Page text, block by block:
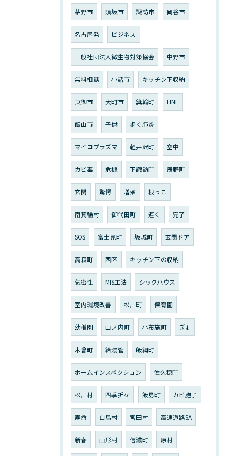
茅野市 須坂市 諏訪市 岡谷市
名古屋発 ビジネス
一般社団法人微生物対策協会 中野市
無料相談 小諸市 キッチン下収納
東御市 大町市 箕輪町 LINE
飯山市 子供 歩く肺炎
マイコプラズマ 軽井沢町 空中
カビ毒 危機 下諏訪町 辰野町
玄関 驚愕 増殖 根っこ
南箕輪村 御代田町 遅く 完了
SOS 富士見町 坂城町 玄関ドア
高森町 西区 キッチン下の収納
気密性 MIS工法 シックハウス
室内環境改善 松川町 保育園
幼稚園 山ノ内町 小布施町 ぎょ
木曾町 給湯管 飯綱町
ホームインスペクション 佐久穂町
松川村 四季折々 飯島町 カビ胞子
寿命 白馬村 宮田村 高速道路SA
新春 山形村 信濃町 原村